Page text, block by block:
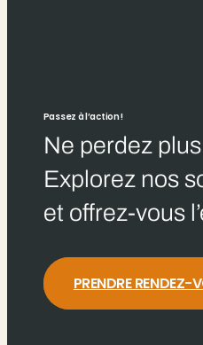
Passez à l’action !
Ne perdez
Explorez nos
et offrez-vous
PRENDRE RENDEZ-